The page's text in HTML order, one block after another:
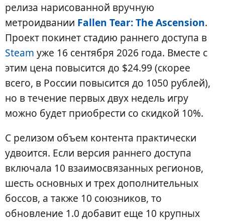
релиза нарисованной вручную
метроидвании Fallen Tear: The Ascension.
Проект покинет стадию раннего доступа в
Steam уже 16 сентября 2026 года. Вместе с
этим цена повысится до $24.99 (скорее
всего, в России повысится до 1050 рублей),
но в течение первых двух недель игру
можно будет приобрести со скидкой 10%.
С релизом объем контента практически
удвоится. Если версия раннего доступа
включала 10 взаимосвязанных регионов,
шесть основных и трех дополнительных
боссов, а также 10 союзников, то
обновление 1.0 добавит еще 10 крупных